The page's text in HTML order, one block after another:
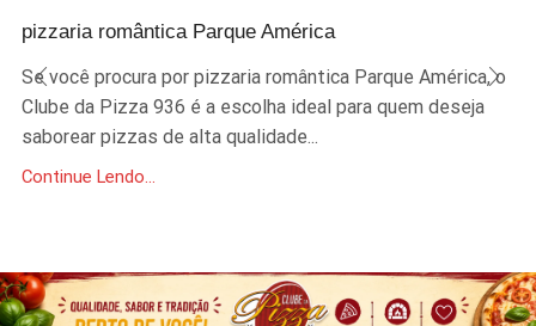
pizzaria romântica Parque América
Se você procura por pizzaria romântica Parque América, o
Clube da Pizza 936 é a escolha ideal para quem deseja
saborear pizzas de alta qualidade...
Continue Lendo...